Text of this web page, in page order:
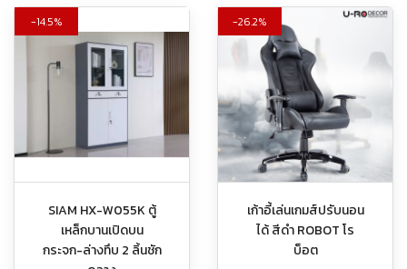
14.5%
SIAM HX-W055K ตู้
เหล็กบานเปิดบน
กระจก-ล่างทึบ 2 ลิ้นชัก
26.2%
เก้าอี้เล่นเกมส์ปรับนอน
ได้ สีดำ ROBOT โร
บ็อต